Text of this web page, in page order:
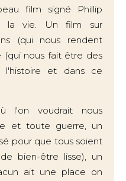
film signé Phillip
la vie. Un film sur
(qui nous rendent
(qui nous fait être des
l'histoire et dans ce
l'on voudrait nous
et toute guerre, un
pour que tous soient
bien-être lisse), un
ait une place on